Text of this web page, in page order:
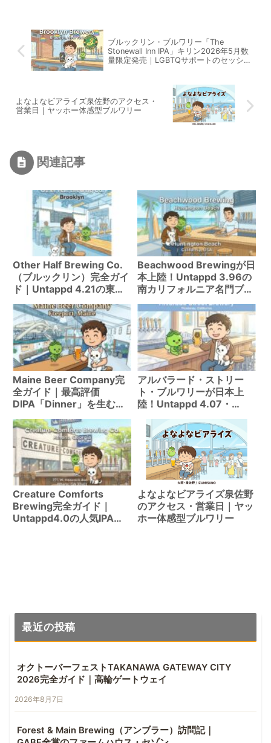
ブルックリン・ブルワリー「The
Stonewall Inn IPA」キリン2026年5月数
量限定発売｜LGBTQサポートのセッショ
よなよなビアライズ泉佐野のアクセス・
営業日｜ヤッホー体感型ブルワリー
関連記事
Other Half Brewing Co.
（ブルックリン）完全ガイ
ド｜Untappd 4.21の東海
岸No.1 DDH IPAブルワリ
ー
Beachwood Brewingが日
本上陸！Untappd 3.96の
南カリフォルニア名門ブル
ワリー｜おすすめビール4
選
Maine Beer Company完
全ガイド｜最高評価
DIPA「Dinner」を生む名
アルバラード・ストリー
ト・ブルワリーが日本上
陸！Untappd 4.07・
ルニア名門｜ナガノトレー
ディング
Creature Comforts
Brewing完全ガイド｜
Untappd4.0の人気IPAブ
よなよなビアライズ泉佐野
のアクセス・営業日｜ヤッ
ホー体感型ブルワリー
最近の投稿
オクトーバーフェストTAKANAWA GATEWAY CITY
2026完全ガイド｜高輪ゲートウェイ
2026年8月7日
Forest & Main Brewing（アンブラー）訪問記｜